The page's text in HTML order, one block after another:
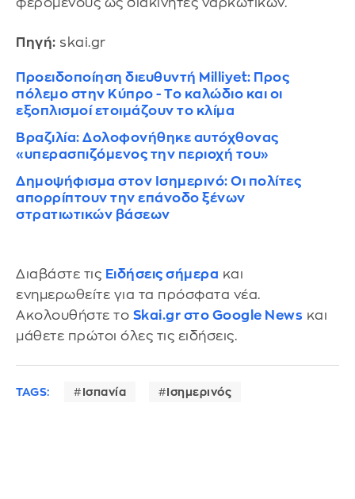
φερόμενους ως διακινητές ναρκωτικών.
Πηγή: skai.gr
Προειδοποίηση διευθυντή Milliyet: Προς
πόλεμο στην Κύπρο - Το καλώδιο και οι
εξοπλισμοί ετοιμάζουν το κλίμα
Βραζιλία: Δολοφονήθηκε αυτόχθονας
«υπερασπιζόμενος την περιοχή του»
Δημοψήφισμα στον Ισημερινό: Οι πολίτες
απορρίπτουν την επάνοδο ξένων
στρατιωτικών βάσεων
Διαβάστε τις Ειδήσεις σήμερα και
ενημερωθείτε για τα πρόσφατα νέα.
Ακολουθήστε το Skai.gr στο Google News και
μάθετε πρώτοι όλες τις ειδήσεις.
TAGS: Ισπανία Ισημερινός